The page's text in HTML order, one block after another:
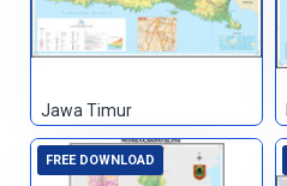
Jawa Timur
FREE DOWNLOAD